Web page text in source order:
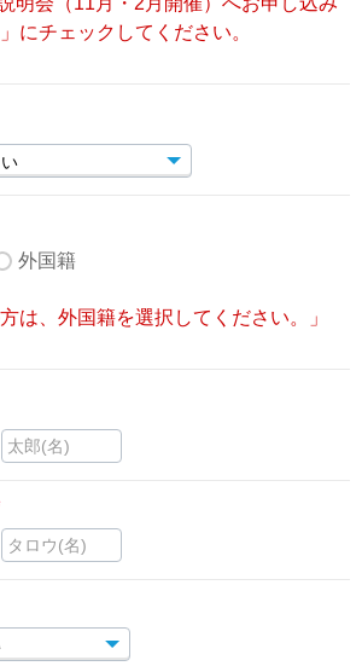
にチェックしてください。
外国籍
は、外国籍を選択してください。」
太郎(名)
タロウ(名)